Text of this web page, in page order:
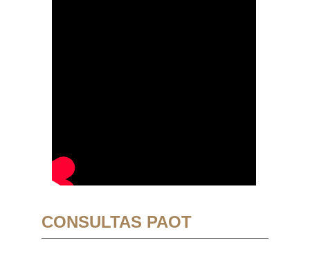
CONSULTAS PAOT